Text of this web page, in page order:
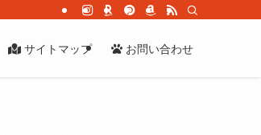
サイトマップ お問い合わせ